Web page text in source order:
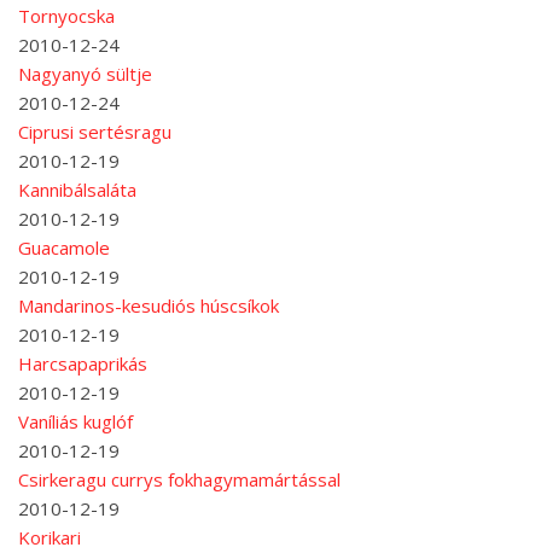
Tornyocska
2010-12-24
Nagyanyó sültje
2010-12-24
Ciprusi sertésragu
2010-12-19
Kannibálsaláta
2010-12-19
Guacamole
2010-12-19
Mandarinos-kesudiós húscsíkok
2010-12-19
Harcsapaprikás
2010-12-19
Vaníliás kuglóf
2010-12-19
Csirkeragu currys fokhagymamártással
2010-12-19
Korikari